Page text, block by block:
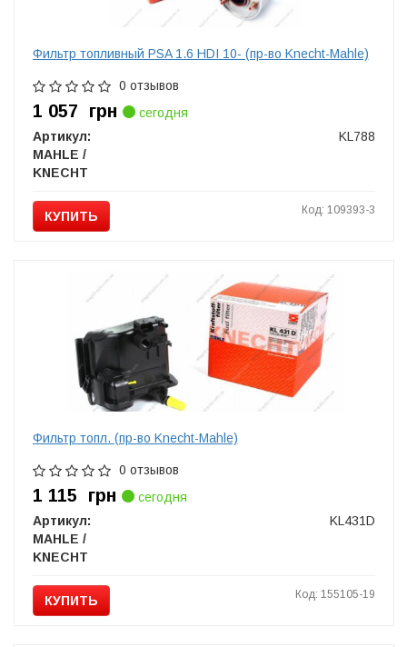
Фильтр топливный PSA 1.6 HDI 10- (пр-во Knecht-Mahle)
0 отзывов
1 057 грн
сегодня
Артикул:
KL788
MAHLE /
KNECHT
КУПИТЬ Код: 109393-3
Фильтр топл. (пр-во Knecht-Mahle)
0 отзывов
1 115 грн
сегодня
Артикул:
KL431D
MAHLE /
KNECHT
КУПИТЬ Код: 155105-19